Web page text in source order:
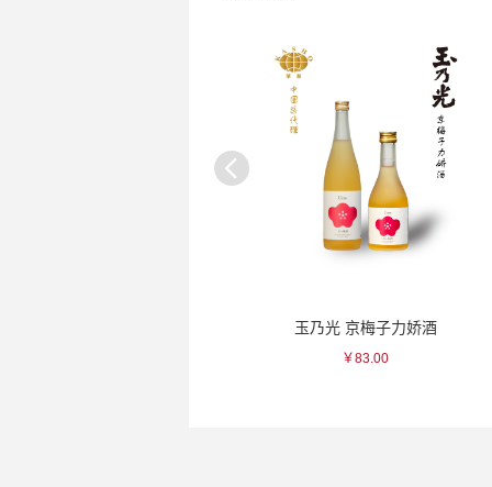
玉乃光 京梅子力娇酒
￥83.00